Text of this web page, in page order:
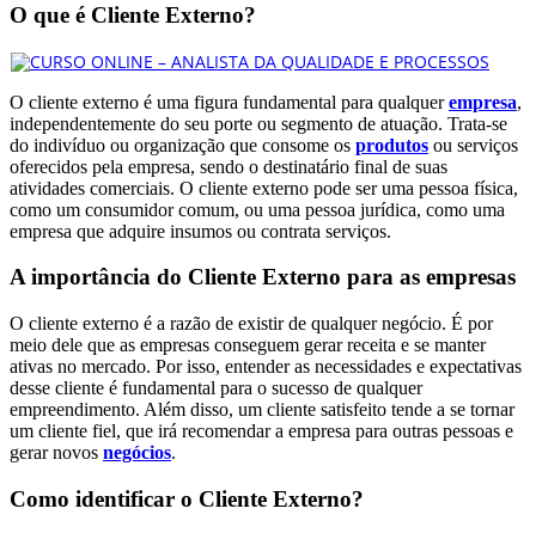
O que é Cliente Externo?
O cliente externo é uma figura fundamental para qualquerempresa,
independentemente do seu porte ou segmento de atuação. Trata-se
do indivíduo ou organização que consome os produtos ou serviços
oferecidos pela empresa, sendo o destinatário final de suas
atividades comerciais. O cliente externo pode ser uma pessoa física,
como um consumidor comum, ou uma pessoa jurídica, como uma
empresa que adquire insumos ou contrata serviços.
A importância do Cliente Externo para as empresas
O cliente externo é a razão de existir de qualquer negócio. É por
meio dele que as empresas conseguem gerar receita e se manter
ativas no mercado. Por isso, entender as necessidades e expectativas
desse cliente é fundamental para o sucesso de qualquer
empreendimento. Além disso, um cliente satisfeito tende a se tornar
um cliente fiel, que irá recomendar a empresa para outras pessoas e
gerar novos negócios.
Como identificar o Cliente Externo?